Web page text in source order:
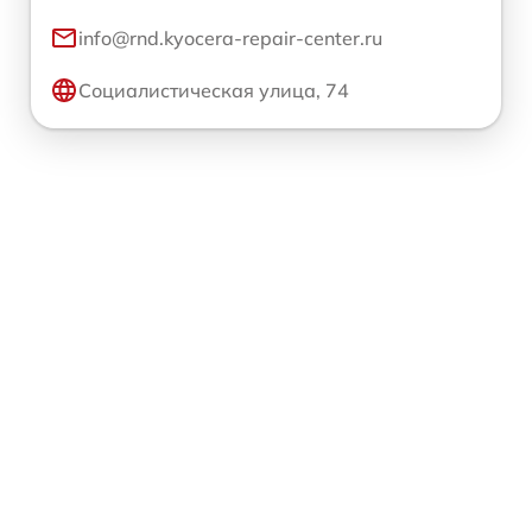
info@rnd.kyocera-repair-center.ru
Социалистическая улица, 74